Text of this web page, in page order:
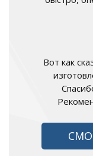
Вот как